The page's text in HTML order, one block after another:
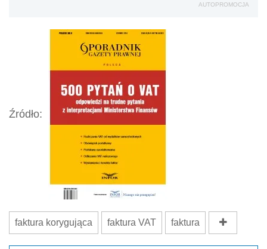
AUTOPROMOCJA
Źródło:
faktura korygująca faktura VAT faktura